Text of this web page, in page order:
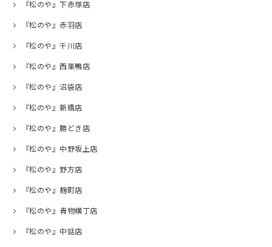
『松のや』下赤塚店
『松のや』赤羽店
『松のや』千川店
『松のや』西巣鴨店
『松のや』沼袋店
『松のや』新橋店
『松のや』勝どき店
『松のや』中野坂上店
『松のや』野方店
『松のや』麹町店
『松のや』青物横丁店
『松のや』中延店